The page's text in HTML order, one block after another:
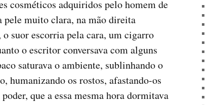
cosméticos adquiridos pelo homem de
pele muito clara, na mão direita
o suor escorria pela cara, um cigarro
o escritor conversava com alguns
saturava o ambiente, sublinhando o
humanizando os rostos, afastando-os
que a essa mesma hora dormitava